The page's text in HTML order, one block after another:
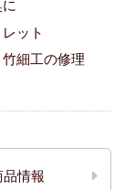
ット
細工の修理
品情報